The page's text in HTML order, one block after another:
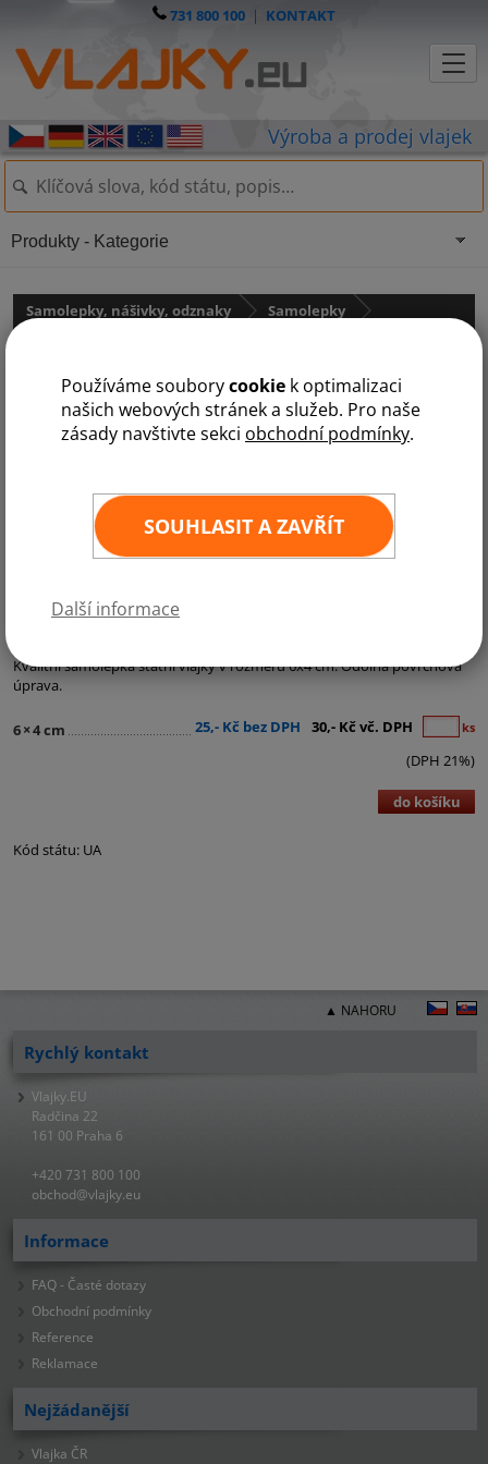
Používáme souborycookie k optimalizaci
našich webových stránek a služeb. Pro naše
zásady navštivte sekci obchodní podmínky.
SOUHLASIT A ZAVŘÍT
Další informace
731 800 100 | KONTAKT
Samolepky, nášivky, odznaky
Samolepky
Samolepka - vlajka Ukrajina
Kategorie:Samolepky - státní vlajky
Kvalitní samolepka státní vlajky v rozměru 6x4 cm. Odolná povrchová
úprava.
6×4 cm 25,- Kč bez DPH 30,- Kč vč. DPH ks
(DPH 21%)
do košíku
Kód státu: UA
Produkty - Kategorie
▲ NAHORU
Rychlý kontakt
Vlajky.EU
Radčina 22
161 00 Praha 6
+420 731 800 100
obchod@vlajky.eu
Informace
FAQ - Časté dotazy
Obchodní podmínky
Reference
Reklamace
Nejžádanější
Vlajka ČR